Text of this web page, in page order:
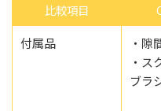
比較項目
付属品
・隙
・ス
ブラ